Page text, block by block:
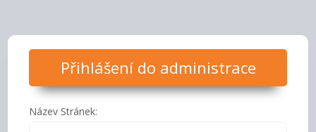
Přihlášení do administrace
Název Stránek: